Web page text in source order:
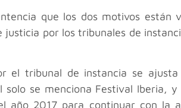
que los dos motivos están
justicia por los tribunales de
el tribunal de instancia se
se menciona Festival Iberia,
2017 para continuar con la